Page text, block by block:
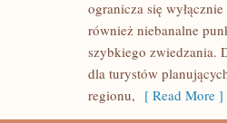
ogranicza się
również niebanalne
szybkiego zwiedzania.
dla turystów
regionu, [ Read More ]